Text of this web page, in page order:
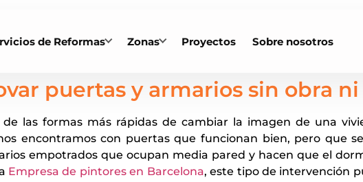
de Reformas Zonas Proyectos Sobre nosotros
puertas y armarios sin obra
las formas más rápidas de cambiar la imagen de una
encontramos con puertas que funcionan bien, pero que
empotrados que ocupan media pared y hacen que el
Empresa de pintores en Barcelona, este tipo de intervención